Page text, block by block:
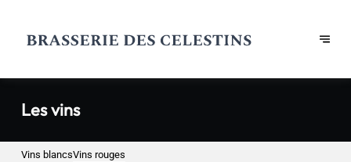
Les vins
Vins blancsVins rouges